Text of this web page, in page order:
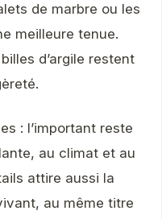
de marbre ou les
meilleure tenue.
d’argile restent
: l’important reste
au climat et au
attire aussi la
au même titre